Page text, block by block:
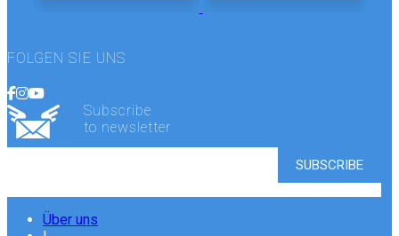
FOLGEN SIE UNS
Subscribe
to newsletter
Über uns